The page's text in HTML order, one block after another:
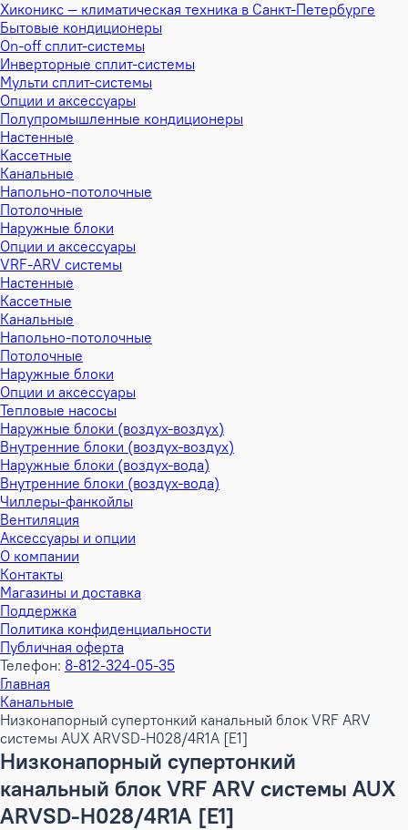
Хиконикс — климатическая техника в Санкт-Петербурге
Бытовые кондиционеры
On-off сплит-системы
Инверторные сплит-системы
Мульти сплит-системы
Опции и аксессуары
Полупромышленные кондиционеры
Настенные
Кассетные
Канальные
Напольно-потолочные
Потолочные
Наружные блоки
Опции и аксессуары
VRF-ARV системы
Настенные
Кассетные
Канальные
Напольно-потолочные
Потолочные
Наружные блоки
Опции и аксессуары
Тепловые насосы
Наружные блоки (воздух-воздух)
Внутренние блоки (воздух-воздух)
Наружные блоки (воздух-вода)
Внутренние блоки (воздух-вода)
Чиллеры-фанкойлы
Вентиляция
Аксессуары и опции
О компании
Контакты
Магазины и доставка
Поддержка
Политика конфиденциальности
Публичная оферта
Телефон: 8-812-324-05-35
Главная
Канальные
Низконапорный супертонкий канальный блок VRF ARV
системы AUX ARVSD-H028/4R1A [E1]
Низконапорный супертонкий
канальный блок VRF ARV системы AUX
ARVSD-H028/4R1A [E1]